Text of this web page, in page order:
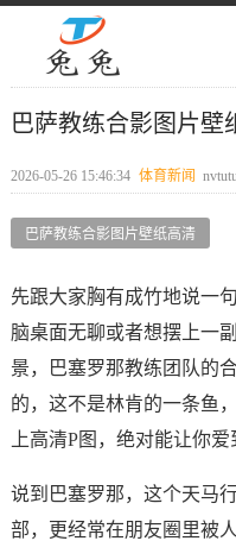
巴萨教练合影图片壁
2026-05-26 15:46:34 体育新闻
巴萨教练合影图片壁纸高清
先跟大家胸有成竹地说一
脑桌面无聊或者想摆上一
景，巴塞罗那教练团队的
的，这不是林肯的一条鱼
上高清P图，绝对能让你爱
说到巴塞罗那，这个天马
部，更经常在朋友圈里被